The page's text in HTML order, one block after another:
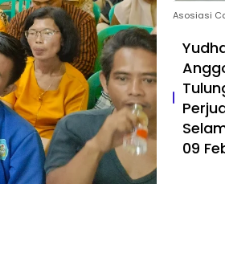
Asosiasi
09